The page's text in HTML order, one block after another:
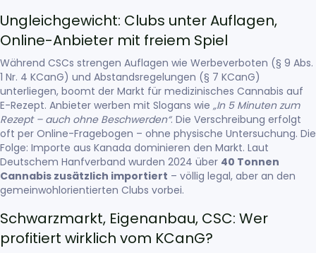
Ungleichgewicht: Clubs unter Auflagen,
Online-Anbieter mit freiem Spiel
Während CSCs strengen Auflagen wie Werbeverboten (§ 9 Abs.
1 Nr. 4 KCanG) und Abstandsregelungen (§ 7 KCanG)
unterliegen, boomt der Markt für medizinisches Cannabis auf
E-Rezept. Anbieter werben mit Slogans wie „In 5 Minuten zum
Rezept – auch ohne Beschwerden“. Die Verschreibung erfolgt
oft per Online-Fragebogen – ohne physische Untersuchung. Die
Folge: Importe aus Kanada dominieren den Markt. Laut
Deutschem Hanfverband wurden 2024 über 40 Tonnen
Cannabis zusätzlich importiert – völlig legal, aber an den
gemeinwohlorientierten Clubs vorbei.
Schwarzmarkt, Eigenanbau, CSC: Wer
profitiert wirklich vom KCanG?